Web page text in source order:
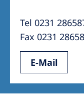
Tel 0231
Fax 0231
E-Mail